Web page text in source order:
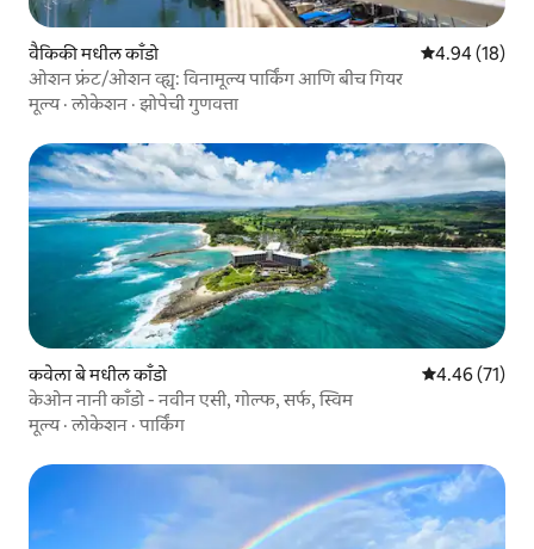
वैकिकी मधील काँडो 5 पैकी 4.94
4.94 (18)
ओशन फ्रंट/ओशन व्ह्यू: विनामूल्य पार्किंग आणि बीच गियर
मूल्य·लोकेशन ·झोपेची गुणवत्ता
कवेला बे मधील काँडो 5 पैकी 4.46
4.46 (71)
केओन नानी काँडो - नवीन एसी, गोल्फ, सर्फ, स्विम
मूल्य·लोकेशन ·पार्किंग